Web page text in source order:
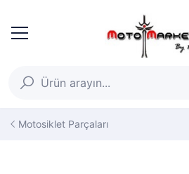
Motosiklet Parçaları